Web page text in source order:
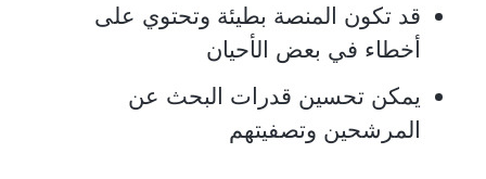
قد تكون المنصة بطيئة وتحتوي على
أخطاء في بعض الأحيان
يمكن تحسين قدرات البحث عن
المرشحين وتصفيتهم